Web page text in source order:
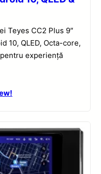
Teyes CC2 Plus 9″
10, QLED, Octa-core,
experiență